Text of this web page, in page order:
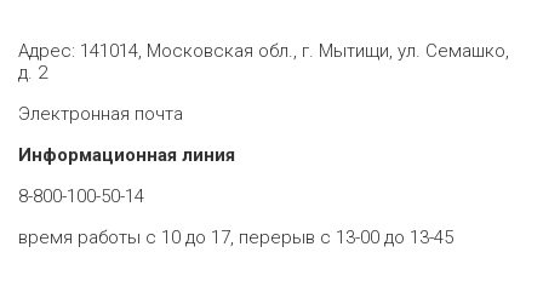
Адрес: 141014, Московская обл., г. Мытищи, ул. Семашко,
д. 2
Электронная почта
Информационная линия
8-800-100-50-14
время работы с 10 до 17, перерыв с 13-00 до 13-45